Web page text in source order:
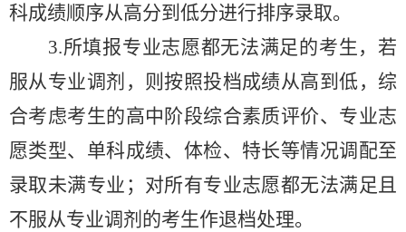
科成绩顺序从高分到低分进行排序录取。
3.所填报专业志愿都无法满足的考生，若
服从专业调剂， 则按照投档成绩从高到低，综
合考虑考生的高中阶段综合素质评价、专业志
愿类型、单科成绩、体检、特长等情况调配至
录取未满专业 ；对所有专业志愿都无法满足且
不服从专业调剂的考生作退档处理。